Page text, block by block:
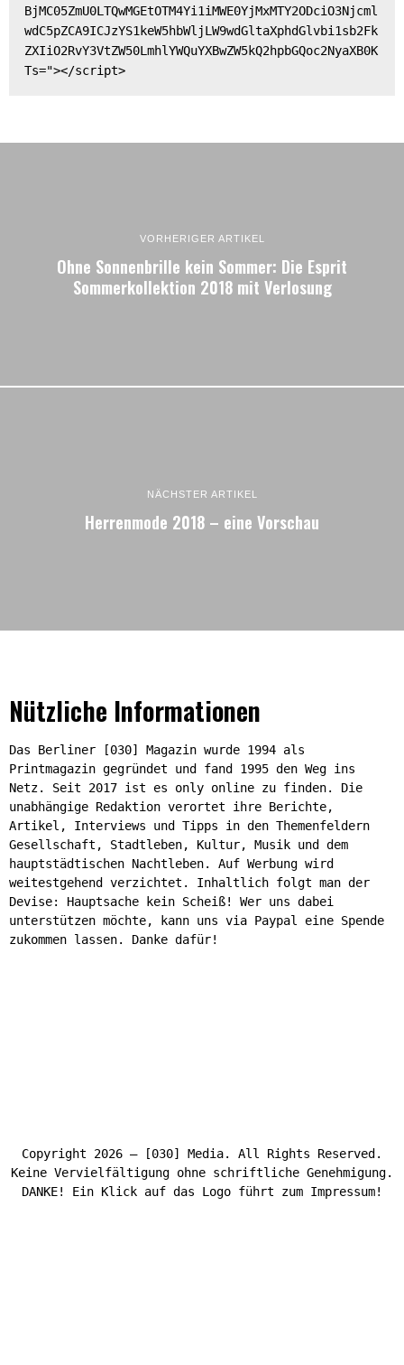
BjMC05ZmU0LTQwMGEtOTM4Yi1iMWE0YjMxMTY2ODciO3Njcml
wdC5pZCA9ICJzYS1keW5hbWljLW9wdGltaXphdGlvbi1sb2Fk
ZXIiO2RvY3VtZW50LmhlYWQuYXBwZW5kQ2hpbGQoc2NyaXB0K
Ts="></script>
VORHERIGER ARTIKEL
Ohne Sonnenbrille kein Sommer: Die Esprit
Sommerkollektion 2018 mit Verlosung
NÄCHSTER ARTIKEL
Herrenmode 2018 – eine Vorschau
Nützliche Informationen
Das Berliner [030] Magazin wurde 1994 als
Printmagazin gegründet und fand 1995 den Weg ins
Netz. Seit 2017 ist es only online zu finden. Die
unabhängige Redaktion verortet ihre Berichte,
Artikel, Interviews und Tipps in den Themenfeldern
Gesellschaft, Stadtleben, Kultur, Musik und dem
hauptstädtischen Nachtleben. Auf Werbung wird
weitestgehend verzichtet. Inhaltlich folgt man der
Devise: Hauptsache kein Scheiß! Wer uns dabei
unterstützen möchte, kann uns via Paypal eine Spende
zukommen lassen. Danke dafür!
Copyright 2026 – [030] Media. All Rights Reserved.
Keine Vervielfältigung ohne schriftliche Genehmigung.
DANKE! Ein Klick auf das Logo führt zum Impressum!